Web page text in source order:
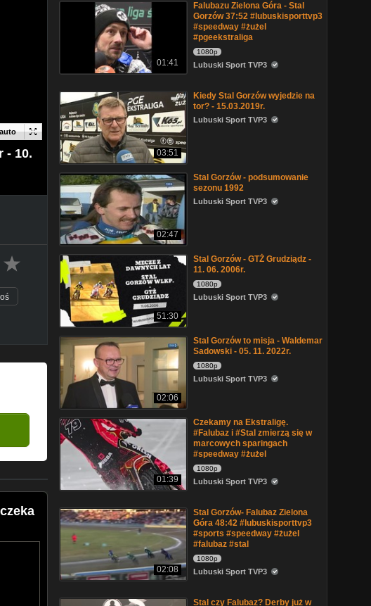
auto
- 10.
01:41
Falubazu Zielona Góra - Stal
Gorzów 37:52 #lubuskisporttvp3
#speedway #żużel
#pgeekstraliga
1080p
Lubuski Sport TVP3
03:51
Kiedy Stal Gorzów wyjedzie na
tor? - 15.03.2019r.
Lubuski Sport TVP3
02:47
Stal Gorzów - podsumowanie
sezonu 1992
Lubuski Sport TVP3
51:30
Stal Gorzów - GTŻ Grudziądz -
11. 06. 2006r.
1080p
Lubuski Sport TVP3
02:06
Stal Gorzów to misja - Waldemar
Sadowski - 05. 11. 2022r.
1080p
Lubuski Sport TVP3
01:39
Czekamy na Ekstraligę.
#Falubaz i #Stal zmierzą się w
marcowych sparingach
#speedway #żużel
1080p
Lubuski Sport TVP3
02:08
Stal Gorzów- Falubaz Zielona
Góra 48:42 #lubuskisporttvp3
#sports #speedway #żużel
#falubaz #stal
1080p
Lubuski Sport TVP3
Stal czy Falubaz? Derby już w